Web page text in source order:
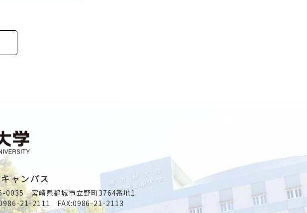
ャンパス
0035 宮崎県都城市立野町3764番地1
21-2111 FAX:0986-21-2113